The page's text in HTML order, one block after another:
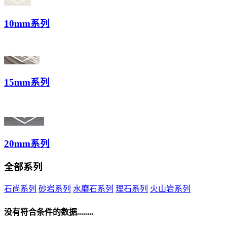
10mm系列
15mm系列
20mm系列
全部系列
石尚系列 砂岩系列 水磨石系列 理石系列 火山岩系列
没有符合条件的数据........